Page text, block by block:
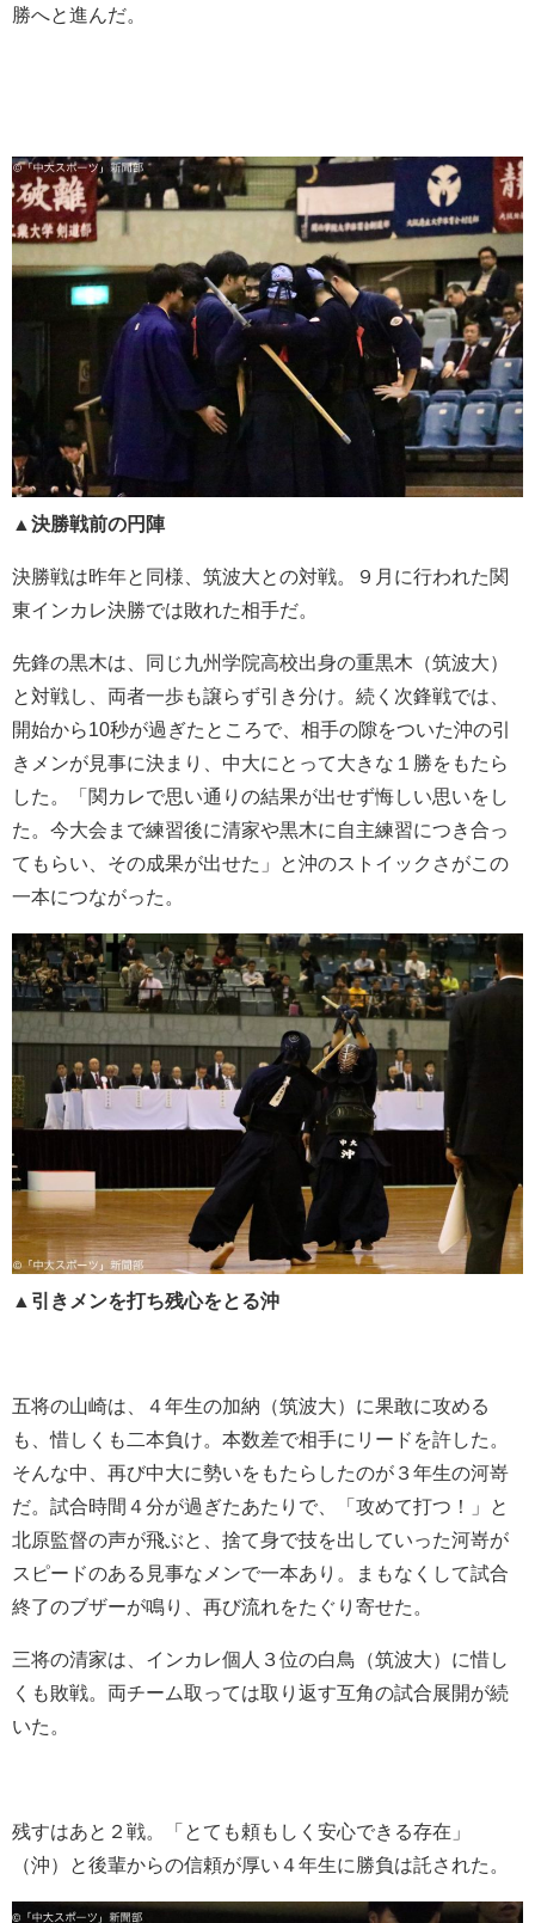
勝へと進んだ。
▲決勝戦前の円陣
決勝戦は昨年と同様、筑波大との対戦。９月に行われた関
東インカレ決勝では敗れた相手だ。
先鋒の黒木は、同じ九州学院高校出身の重黒木（筑波大）
と対戦し、両者一歩も譲らず引き分け。続く次鋒戦では、
開始から10秒が過ぎたところで、相手の隙をついた沖の引
きメンが見事に決まり、中大にとって大きな１勝をもたら
した。「関カレで思い通りの結果が出せず悔しい思いをし
た。今大会まで練習後に清家や黒木に自主練習につき合っ
てもらい、その成果が出せた」と沖のストイックさがこの
一本につながった。
▲引きメンを打ち残心をとる沖
五将の山崎は、４年生の加納（筑波大）に果敢に攻める
も、惜しくも二本負け。本数差で相手にリードを許した。
そんな中、再び中大に勢いをもたらしたのが３年生の河嵜
だ。試合時間４分が過ぎたあたりで、「攻めて打つ！」と
北原監督の声が飛ぶと、捨て身で技を出していった河嵜が
スピードのある見事なメンで一本あり。まもなくして試合
終了のブザーが鳴り、再び流れをたぐり寄せた。
三将の清家は、インカレ個人３位の白鳥（筑波大）に惜し
くも敗戦。両チーム取っては取り返す互角の試合展開が続
いた。
残すはあと２戦。「とても頼もしく安心できる存在」
（沖）と後輩からの信頼が厚い４年生に勝負は託された。